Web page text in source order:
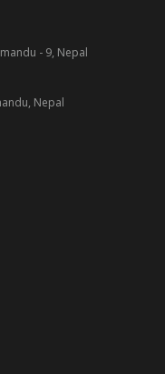
- 9, Nepal
Nepal